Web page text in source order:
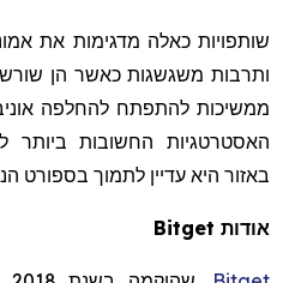
שותפויות כאלה מדגימות את
ותרבות משגשגות כאשר הן
האסטרטגיות החשובות ביותר
באזור היא עדיין לתמוך בספורט
אודות Bitget